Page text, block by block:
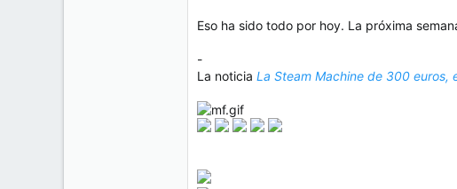
Eso ha sido todo por hoy. La próxima
-
La noticia La Steam Machine de 300 euros,